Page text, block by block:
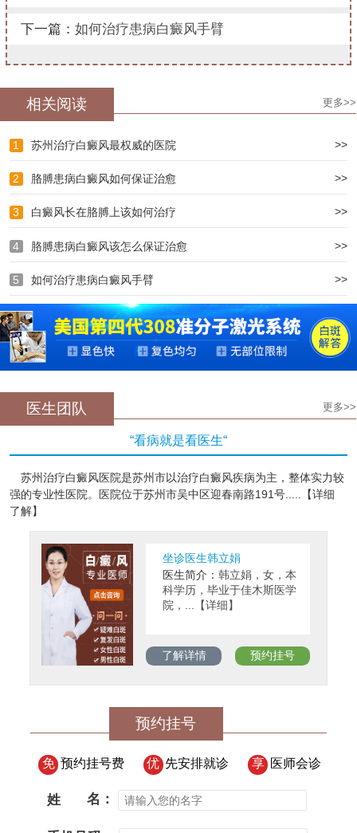
下一篇： 如何治疗患病白癜风手臂
相关阅读 更多>>
1 苏州治疗白癜风最权威的医院 >>
2 胳膊患病白癜风如何保证治愈 >>
3 白癜风长在胳膊上该如何治疗 >>
4 胳膊患病白癜风该怎么保证治愈 >>
5 如何治疗患病白癜风手臂 >>
医生团队 更多>>
“看病就是看医生“
苏州治疗白癜风医院是苏州市以治疗白癜风疾病为主，整体实力较
强的专业性医院。医院位于苏州市吴中区迎春南路191号.....【详细
了解】
坐诊医生韩立娟
医生简介： 韩立娟，女，本
科学历，毕业于佳木斯医学
院，...【详细】
了解详情 预约挂号
预约挂号
免 预约挂号费 优 先安排就诊 享 医师会诊
姓 名：